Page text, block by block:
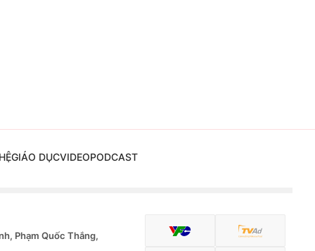
GIÁO DỤCVIDEOPODCAST
Phạm Quốc Thắng,